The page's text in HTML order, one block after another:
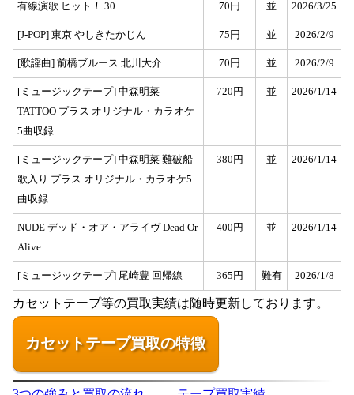
有線演歌 ヒット！ 30 70円 並 2026/3/25
[J-POP] 東京 やしきたかじん 75円 並 2026/2/9
[歌謡曲] 前橋ブルース 北川大介 70円 並 2026/2/9
[ミュージックテープ] 中森明菜
TATTOO プラス オリジナル・カラオケ
5曲収録
720円 並 2026/1/14
[ミュージックテープ] 中森明菜 難破船
歌入り プラス オリジナル・カラオケ5
曲収録
380円 並 2026/1/14
NUDE デッド・オア・アライヴ Dead Or
Alive
400円 並 2026/1/14
[ミュージックテープ] 尾崎豊 回帰線 365円 難有 2026/1/8
カセットテープ等の買取実績は随時更新しております。
カセットテープ買取の特徴